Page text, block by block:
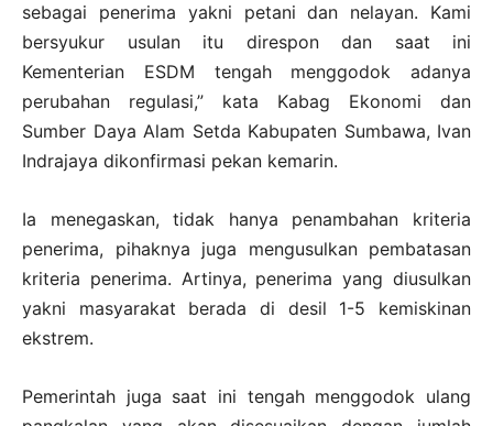
sebagai penerima yakni petani dan nelayan. Kami
bersyukur usulan itu direspon dan saat ini
Kementerian ESDM tengah menggodok adanya
perubahan regulasi,” kata Kabag Ekonomi dan
Sumber Daya Alam Setda Kabupaten Sumbawa, Ivan
Indrajaya dikonfirmasi pekan kemarin.
Ia menegaskan, tidak hanya penambahan kriteria
penerima, pihaknya juga mengusulkan pembatasan
kriteria penerima. Artinya, penerima yang diusulkan
yakni masyarakat berada di desil 1-5 kemiskinan
ekstrem.
Pemerintah juga saat ini tengah menggodok ulang